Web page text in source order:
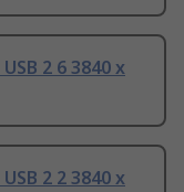
2 6 3840 x
2 2 3840 x